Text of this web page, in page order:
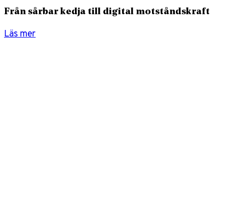
Från sårbar kedja till digital motståndskraft
Läs mer